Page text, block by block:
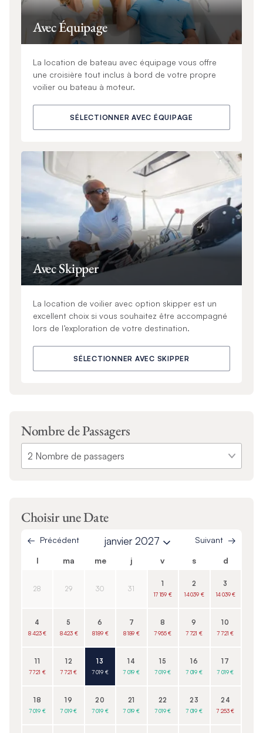
Avec Équipage
La location de bateau avec équipage vous offre
une croisière tout inclus à bord de votre propre
voilier ou bateau à moteur.
SÉLECTIONNER AVEC ÉQUIPAGE
Avec Skipper
La location de voilier avec option skipper est un
excellent choix si vous souhaitez être accompagné
lors de l’exploration de votre destination.
SÉLECTIONNER AVEC SKIPPER
Nombre de Passagers
Choisir une Date
Précédent janvier 2027 Suivant
l ma me j v s d
28 29 30 31
1
17 159 €
2
14 039 €
3
14 039 €
4
8 423 €
5
8 423 €
6
8 189 €
7
8 189 €
8
7 955 €
9
7 721 €
10
7 721 €
11
7 721 €
12
7 721 €
13
7 019 €
14
7 019 €
15
7 019 €
16
7 019 €
17
7 019 €
18
7 019 €
19
7 019 €
20
7 019 €
21
7 019 €
22
7 019 €
23
7 019 €
24
7 253 €